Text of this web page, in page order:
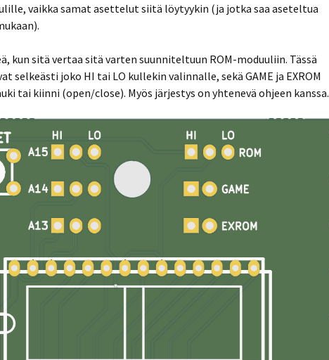
vaikka samat asettelut siitä löytyykin (ja jotka saa aseteltua
kun sitä vertaa sitä varten suunniteltuun ROM-moduuliin. Tässä
selkeästi joko HI tai LO kullekin valinnalle, sekä GAME ja EXROM
tai kiinni (open/close). Myös järjestys on yhtenevä ohjeen kanssa.